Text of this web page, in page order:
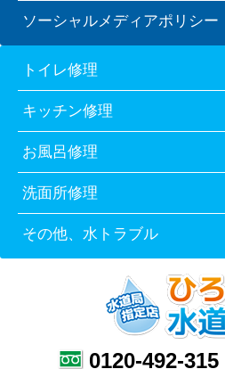
ソーシャルメディアポリシー
トイレ修理
キッチン修理
お風呂修理
洗面所修理
その他、水トラブル
0120-492-315